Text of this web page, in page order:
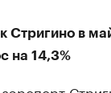
Стригино в
на 14,3%